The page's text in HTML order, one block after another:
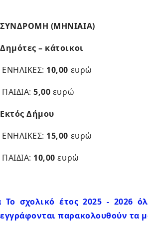
ΣΥΝΔΡΟΜΗ (ΜΗΝΙΑΙΑ)
Δημότες – κάτοικοι
ΕΝΗΛΙΚΕΣ: 10,00 ευρώ
ΠΑΙΔΙΑ:5,00 ευρώ
Εκτός Δήμου
ΕΝΗΛΙΚΕΣ: 15,00 ευρώ
ΠΑΙΔΙΑ: 10,00 ευρώ
Το σχολικό έτος 2025 - 2026
εγγράφονται παρακολουθούν τα